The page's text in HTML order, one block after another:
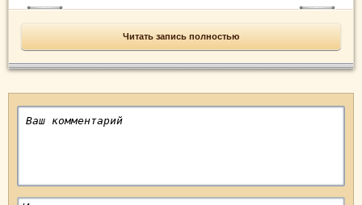
Читать запись полностью